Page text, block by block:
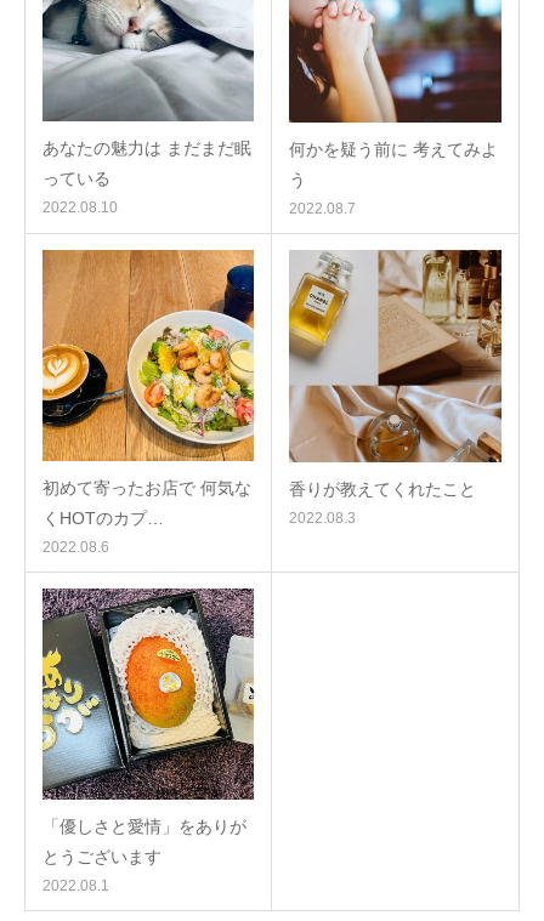
あなたの魅力は まだまだ眠
っている
2022.08.10
何かを疑う前に 考えてみよ
う
2022.08.7
初めて寄ったお店で 何気な
くHOTのカプ…
2022.08.6
香りが教えてくれたこと
2022.08.3
「優しさと愛情」をありが
とうございます
2022.08.1